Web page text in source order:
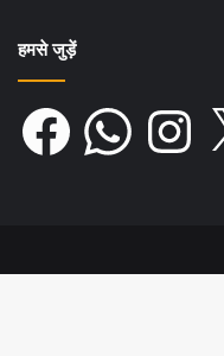
हमसे जुड़ें
Facebook WhatsAppInstagram